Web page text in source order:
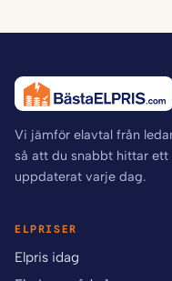
Vi jämför elavtal från
så att du snabbt hittar ett
uppdaterat varje dag.
ELPRISER
Elpris idag